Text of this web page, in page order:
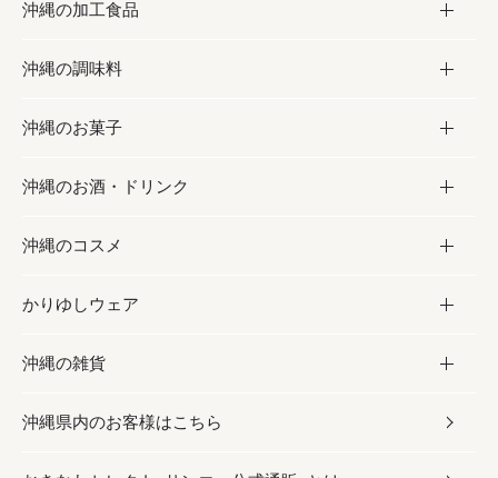
お取り寄せグルメ
フルーツ・野菜
お肉
海産物
沖縄の加工食品
加工食品
缶詰／パウチ
沖縄料理
沖縄そば／乾麺
レトルト食品
乾物／粉類
沖縄の調味料
調味料
砂糖／黒砂糖
塩
お酢／ドレッシング
しょうゆ
みそ
沖縄のお菓子
お菓子
黒糖
ちんすこう
伝統菓子
スナック
沖縄のお酒・ドリンク
お酒・ドリンク
泡盛
ビール・チューハイ
ワイン・ウィスキー・カクテル
沖縄のコスメ
コスメ
スキンケア
ボディケア
かりゆしウェア
かりゆしウェア
メンズ
沖縄の雑貨
雑貨
沖縄県内のお客様はこちら